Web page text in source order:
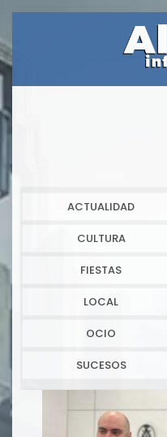
ACTUALIDAD
CULTURA
FIESTAS
LOCAL
OCIO
SUCESOS